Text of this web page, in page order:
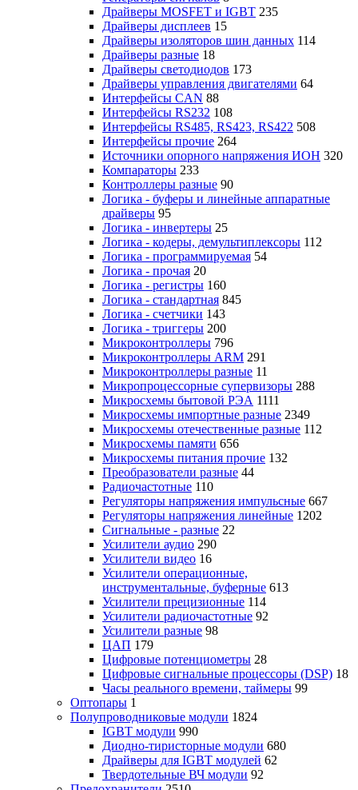
Драйверы MOSFET и IGBT 235
Драйверы дисплеев 15
Драйверы изоляторов шин данных 114
Драйверы разные 18
Драйверы светодиодов 173
Драйверы управления двигателями 64
Интерфейсы CAN 88
Интерфейсы RS232 108
Интерфейсы RS485, RS423, RS422 508
Интерфейсы прочие 264
Источники опорного напряжения ИОН 320
Компараторы 233
Контроллеры разные 90
Логика - буферы и линейные аппаратные
драйверы 95
Логика - инвертеры 25
Логика - кодеры, демультиплексоры 112
Логика - программируемая 54
Логика - прочая 20
Логика - регистры 160
Логика - стандартная 845
Логика - счетчики 143
Логика - триггеры 200
Микроконтроллеры 796
Микроконтроллеры ARM 291
Микроконтроллеры разные 11
Микропроцессорные супервизоры 288
Микросхемы бытовой РЭА 1111
Микросхемы импортные разные 2349
Микросхемы отечественные разные 112
Микросхемы памяти 656
Микросхемы питания прочие 132
Преобразователи разные 44
Радиочастотные 110
Регуляторы напряжения импульсные 667
Регуляторы напряжения линейные 1202
Сигнальные - разные 22
Усилители аудио 290
Усилители видео 16
Усилители операционные,
инструментальные, буферные 613
Усилители прецизионные 114
Усилители радиочастотные 92
Усилители разные 98
ЦАП 179
Цифровые потенциометры 28
Цифровые сигнальные процессоры (DSP) 18
Часы реального времени, таймеры 99
Оптопары 1
Полупроводниковые модули 1824
IGBT модули 990
Диодно-тиристорные модули 680
Драйверы для IGBT модулей 62
Твердотельные ВЧ модули 92